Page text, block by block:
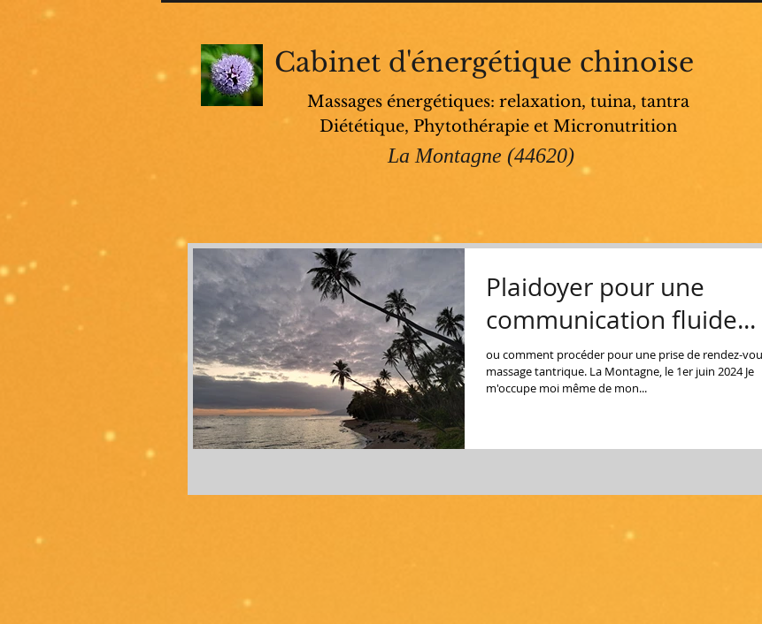
Cabinet d'énergétique chinoise
Massages énergétiques: relaxation, tuina, tantra
Diététique, Phytothérapie et Micronutrition
La Montagne (44620)
Plaidoyer pour une
communication fluide...
ou comment procéder pour une prise de rendez-
massage tantrique. La Montagne, le 1er juin 2024 Je
m'occupe moi même de mon...